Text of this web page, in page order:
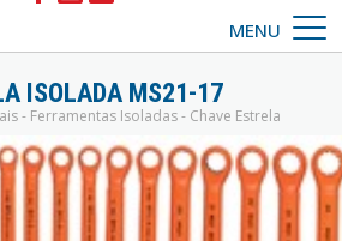
MENU
ISOLADA MS21-17
- Ferramentas Isoladas - Chave Estrela